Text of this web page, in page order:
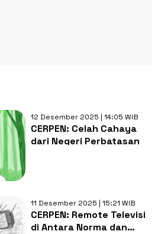
12 Desember 2025 | 14:05 WIB
CERPEN: Celah Cahaya
dari Negeri Perbatasan
11 Desember 2025 | 15:21 WIB
CERPEN: Remote Televisi
di Antara Norma dan